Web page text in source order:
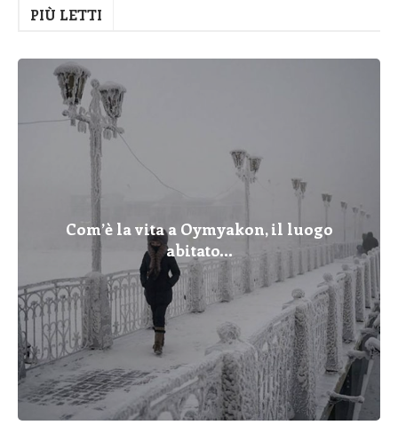
PIÙ LETTI
Com’è la vita a Oymyakon, il luogo
abitato...